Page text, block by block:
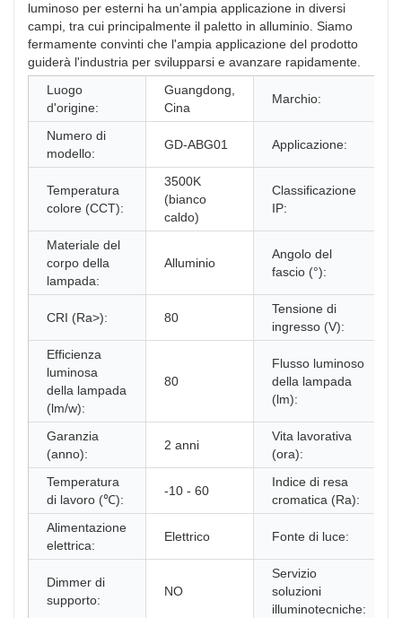
luminoso per esterni ha un'ampia applicazione in diversi
campi, tra cui principalmente il paletto in alluminio. Siamo
fermamente convinti che l'ampia applicazione del prodotto
guiderà l'industria per svilupparsi e avanzare rapidamente.
Luogo
d'origine:
Guangdong,
Cina
Marchio:
Numero di
modello:
GD-ABG01 Applicazione:
Temperatura
colore (CCT):
3500K
(bianco
caldo)
Classificazione
IP:
Materiale del
corpo della
lampada:
Alluminio
Angolo del
fascio (°):
CRI (Ra>): 80
Tensione di
ingresso (V):
Efficienza
luminosa
della lampada
(lm/w):
80
Flusso luminoso
della lampada
(lm):
Garanzia
(anno):
2 anni
Vita lavorativa
(ora):
Temperatura
di lavoro (℃):
-10 - 60
Indice di resa
cromatica (Ra):
Alimentazione
elettrica:
Elettrico Fonte di luce:
Dimmer di
supporto:
NO
Servizio
soluzioni
illuminotecniche: